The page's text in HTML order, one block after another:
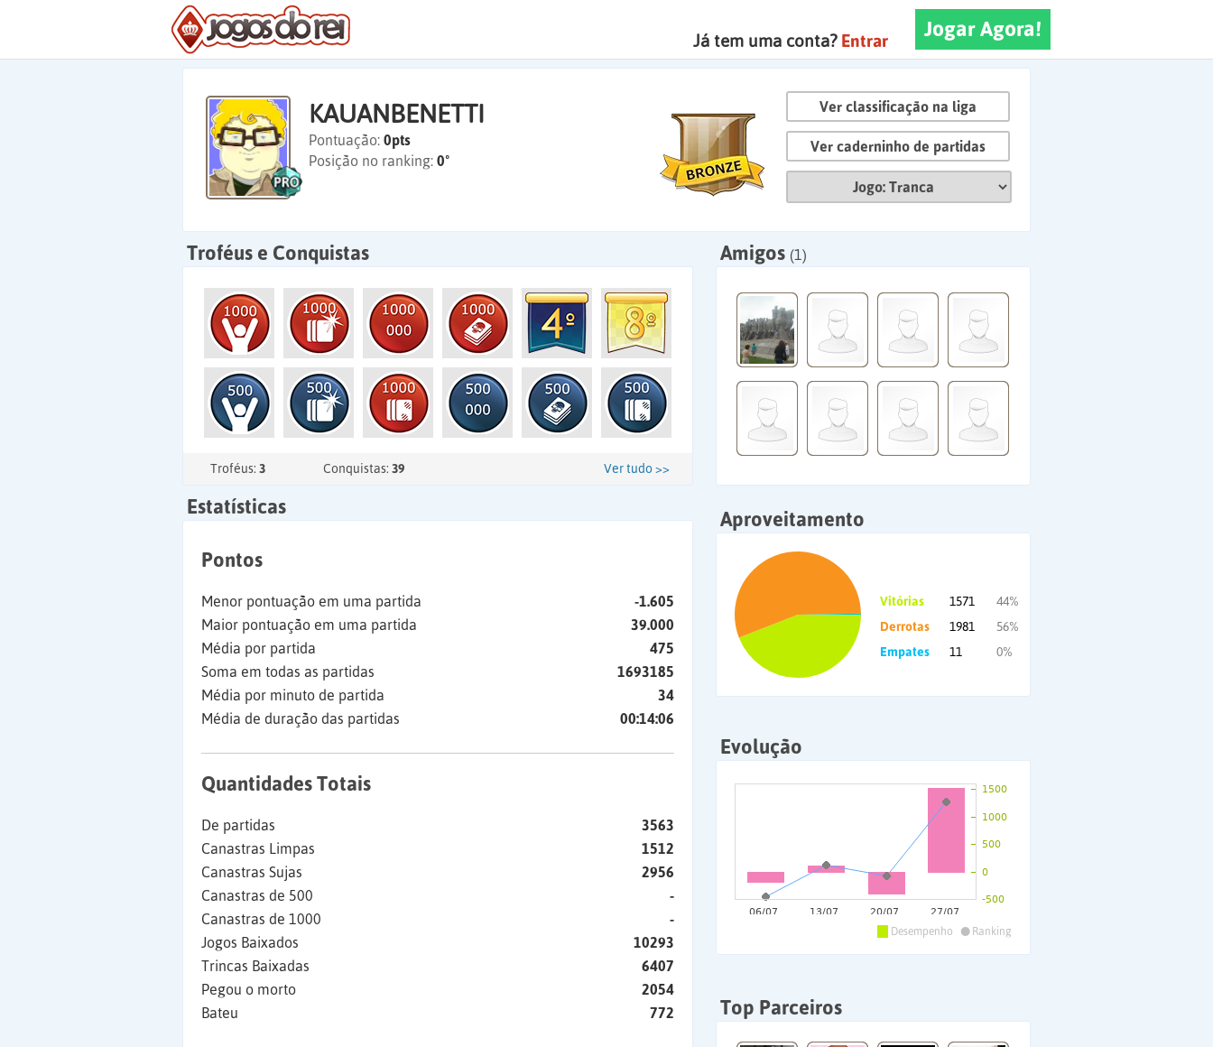
Jogar Agora!
Já tem uma conta? Entrar
KAUANBENETTI
Pontuação: 0pts
Posição no ranking: 0º
Ver classificação na liga
Ver caderninho de partidas
Troféus e Conquistas
Troféus: 3 Conquistas: 39 Ver tudo >>
Amigos (1)
Estatísticas
Pontos
Menor pontuação em uma partida
-1.605
Maior pontuação em uma partida
39.000
Média por partida
475
Soma em todas as partidas
1693185
Média por minuto de partida
34
Média de duração das partidas
00:14:06
Quantidades Totais
De partidas
3563
Canastras Limpas
1512
Canastras Sujas
2956
Canastras de 500
-
Canastras de 1000
-
Jogos Baixados
10293
Trincas Baixadas
6407
Pegou o morto
2054
Bateu
772
Aproveitamento
Vitórias 1571
44%
Derrotas
1981
56%
Empates
11 0%
Evolução
Desempenho •
Ranking
Top Parceiros